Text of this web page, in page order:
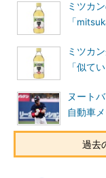
ミツカ
「
ミツカ
「似て
ヌート
自動車
過去